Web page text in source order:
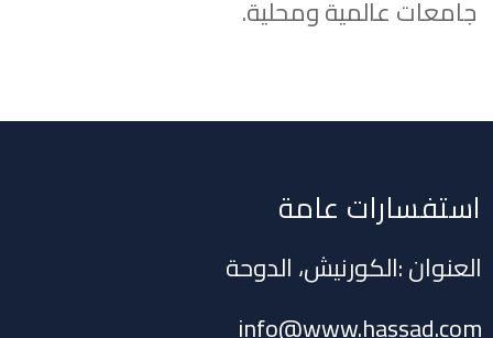
جامعات عالمية ومحلية.
استفسارات عامة
العنوان :الكورنيش، الدوحة
info@www.hassad.com